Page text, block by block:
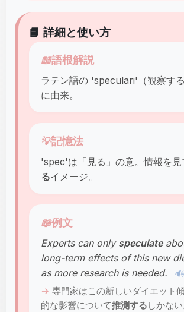
📘 詳細と使い方
📖語根解説
ラテン語の 'speculari'（観察する
に由来。
💡記憶法
'spec'は「見る」の意。情報を見
るイメージ。
📖例文
Experts can only speculate
long-term effects of this new
as more research is needed.
🔊
専門家はこの新しいダイエット
的な影響について推測する しかな